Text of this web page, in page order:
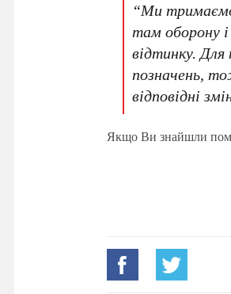
“Ми тримаємо
там оборону
відтинку.
позначень,
відповідні
Якщо Ви знайшли